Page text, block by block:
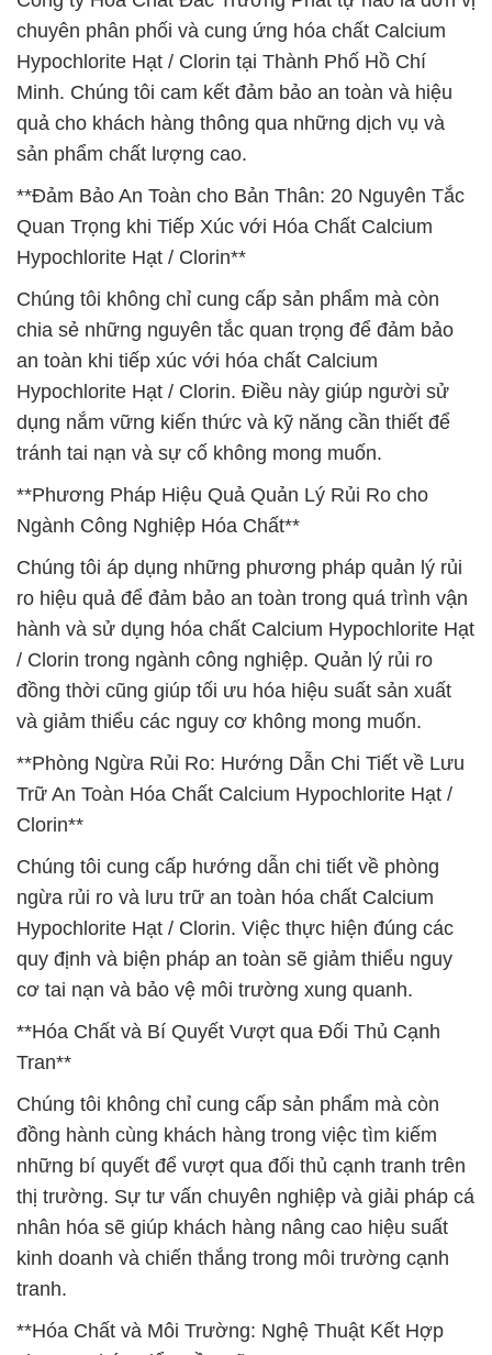
chuyên phân phối và cung ứng hóa chất Calcium
Hypochlorite Hạt / Clorin tại Thành Phố Hồ Chí
Minh. Chúng tôi cam kết đảm bảo an toàn và hiệu
quả cho khách hàng thông qua những dịch vụ và
sản phẩm chất lượng cao.
**Đảm Bảo An Toàn cho Bản Thân: 20 Nguyên Tắc
Quan Trọng khi Tiếp Xúc với Hóa Chất Calcium
Hypochlorite Hạt / Clorin**
Chúng tôi không chỉ cung cấp sản phẩm mà còn
chia sẻ những nguyên tắc quan trọng để đảm bảo
an toàn khi tiếp xúc với hóa chất Calcium
Hypochlorite Hạt / Clorin. Điều này giúp người sử
dụng nắm vững kiến thức và kỹ năng cần thiết để
tránh tai nạn và sự cố không mong muốn.
**Phương Pháp Hiệu Quả Quản Lý Rủi Ro cho
Ngành Công Nghiệp Hóa Chất**
Chúng tôi áp dụng những phương pháp quản lý rủi
ro hiệu quả để đảm bảo an toàn trong quá trình vận
hành và sử dụng hóa chất Calcium Hypochlorite Hạt
/ Clorin trong ngành công nghiệp. Quản lý rủi ro
đồng thời cũng giúp tối ưu hóa hiệu suất sản xuất
và giảm thiểu các nguy cơ không mong muốn.
**Phòng Ngừa Rủi Ro: Hướng Dẫn Chi Tiết về Lưu
Trữ An Toàn Hóa Chất Calcium Hypochlorite Hạt /
Clorin**
Chúng tôi cung cấp hướng dẫn chi tiết về phòng
ngừa rủi ro và lưu trữ an toàn hóa chất Calcium
Hypochlorite Hạt / Clorin. Việc thực hiện đúng các
quy định và biện pháp an toàn sẽ giảm thiểu nguy
cơ tai nạn và bảo vệ môi trường xung quanh.
**Hóa Chất và Bí Quyết Vượt qua Đối Thủ Cạnh
Tran**
Chúng tôi không chỉ cung cấp sản phẩm mà còn
đồng hành cùng khách hàng trong việc tìm kiếm
những bí quyết để vượt qua đối thủ cạnh tranh trên
thị trường. Sự tư vấn chuyên nghiệp và giải pháp cá
nhân hóa sẽ giúp khách hàng nâng cao hiệu suất
kinh doanh và chiến thắng trong môi trường cạnh
tranh.
**Hóa Chất và Môi Trường: Nghệ Thuật Kết Hợp